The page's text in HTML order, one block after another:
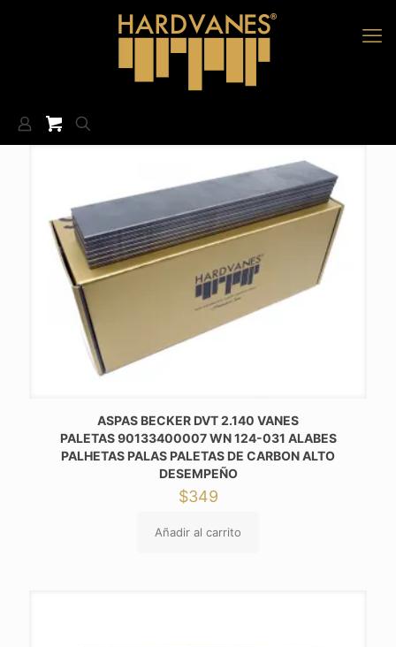
ASPAS BECKER DVT 2.140 VANES
PALETAS 90133400007 WN 124-031 ALABES
PALHETAS PALAS PALETAS DE CARBON ALTO
DESEMPEÑO
$349
Añadir al carrito